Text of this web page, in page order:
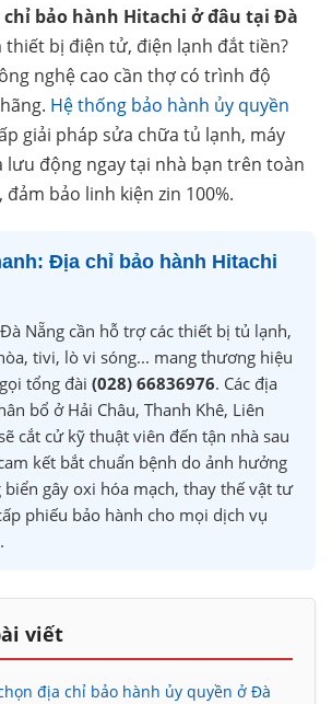
chỉ bảo hành Hitachi ở đâu tại Đà
thiết bị điện tử, điện lạnh đắt tiền?
nghệ cao cần thợ có trình độ
Hệ thống bảo hành ủy quyền
giải pháp sửa chữa tủ lạnh, máy
lưu động ngay tại nhà bạn trên toàn
bảo linh kiện zin 100%.
Địa chỉ bảo hành Hitachi
Nẵng cần hỗ trợ các thiết bị tủ lạnh,
tivi, lò vi sóng... mang thương hiệu
tổng đài (028) 66836976. Các địa
bổ ở Hải Châu, Thanh Khê, Liên
cắt cử kỹ thuật viên đến tận nhà sau
kết bắt chuẩn bệnh do ảnh hưởng
gây oxi hóa mạch, thay thế vật tư
phiếu bảo hành cho mọi dịch vụ
viết
địa chỉ bảo hành ủy quyền ở Đà